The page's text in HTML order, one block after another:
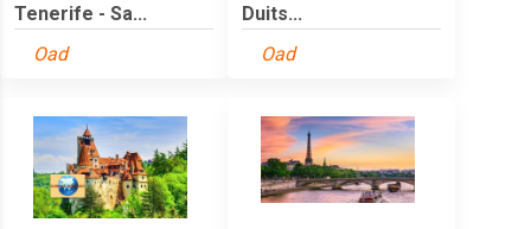
Tenerife - Sa...
Oad
Duits...
Oad